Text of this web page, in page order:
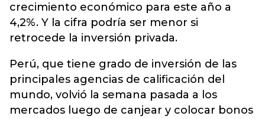
crecimiento económico para este año a
4,2%. Y la cifra podría ser menor si
retrocede la inversión privada.
Perú, que tiene grado de inversión de las
principales agencias de calificación del
mundo, volvió la semana pasada a los
mercados luego de canjear y colocar bonos